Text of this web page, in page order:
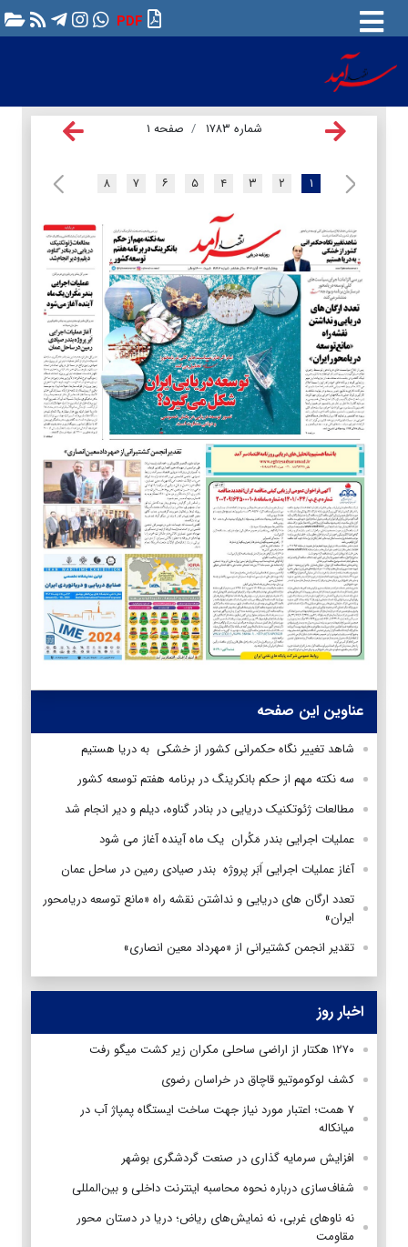
PDF
شماره ۱۷۸۳ صفحه ۱
۱ ۲ ۳ ۴ ۵ ۶ ۷ ۸
عناوین این صفحه
شاهد تغییر نگاه حکمرانی کشور از خشکی به دریا هستیم
سه نکته مهم از حکم بانکرینگ در برنامه هفتم توسعه کشور
مطالعات ژئوتکنیک دریایی در بنادر گناوه، دیلم و دیر انجام شد
عملیات اجرایی بندر مَکُران یک ماه آینده آغاز می شود
آغاز عملیات اجرایی اَبَر پروژه بندر صیادی رمین در ساحل عمان
تعدد ارگان های دریایی و نداشتن نقشه راه «مانع توسعه دريامحور
ایران»
تقدیر انجمن کشتیرانی از «مهرداد معین انصاری»
اخبار روز
۱۲۷۰ هکتار از اراضی ساحلی مکران زیر کشت میگو رفت
کشف لوکوموتیو قاچاق در خراسان رضوی
۷ همت؛ اعتبار مورد نیاز جهت ساخت ایستگاه پمپاژ آب در
میانکاله
افزایش سرمایه گذاری در صنعت گردشگری بوشهر
شفاف‌سازی درباره نحوه محاسبه اینترنت داخلی و بین‌المللی
نه ناوهای غربی، نه نمایش‌های ریاض؛ دریا در دستان محور
مقاومت